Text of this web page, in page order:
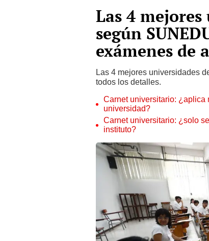
Las 4 mejores
según
exámenes de
Las 4 mejores universidades
todos los detalles.
Carnet universitario: ¿aplica
universidad?
Carnet universitario: ¿solo
instituto?